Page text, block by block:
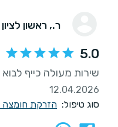
ר., ראשון לציון
5.0
שירות מעולה כייף
12.04.2026
סוג טיפול: הזרקת חומצה